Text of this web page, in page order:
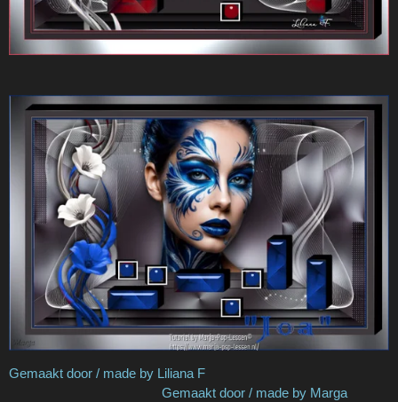
Gemaakt door / made by Liliana F
Gemaakt door / made by Marga